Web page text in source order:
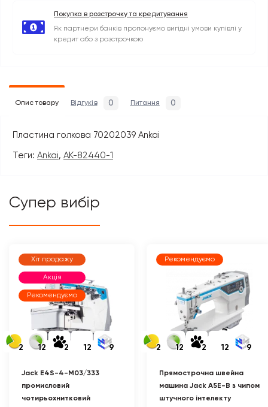
Покупка в розстрочку та кредитування
Як партнери банків пропонуємо вигідні умови купівлі у
кредит або з розстрочкою
Опис товару Відгуків 0 Питання 0
Пластина голкова 70202039 Ankai
Теги: Ankai, AK-82440-1
Супер вибір
Хіт продажу
Акція
Рекомендуємо
2 12 2 12 9
Jack E4S-4-M03/333
промисловий
чотирьохнитковий
Рекомендуємо
2 12 2 12 9
Прямострочна швейна
машина Jack A5E-B з чипом
штучного інтелекту